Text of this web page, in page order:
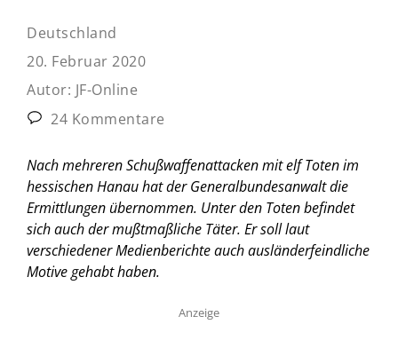
Deutschland
20. Februar 2020
Autor: JF-Online
24 Kommentare
Nach mehreren Schußwaffenattacken mit elf Toten im
hessischen Hanau hat der Generalbundesanwalt die
Ermittlungen übernommen. Unter den Toten befindet
sich auch der mußtmaßliche Täter. Er soll laut
verschiedener Medienberichte auch ausländerfeindliche
Motive gehabt haben.
Anzeige